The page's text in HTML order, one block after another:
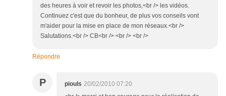
des heures à voir et revoir les photos,<br /> les vidéos.
Continuez c'est que du bonheur, de plus vos conseils vont
m'aider pour la mise en place de mon réseaux.<br />
Salutations.<br /> CB<br /> <br /> <br />
Répondre
P piouls 20/02/2010 07:20